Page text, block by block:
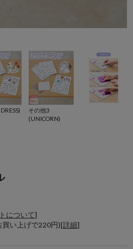
その他3
(UNICORN)
について]
い上げで220円)[詳細]